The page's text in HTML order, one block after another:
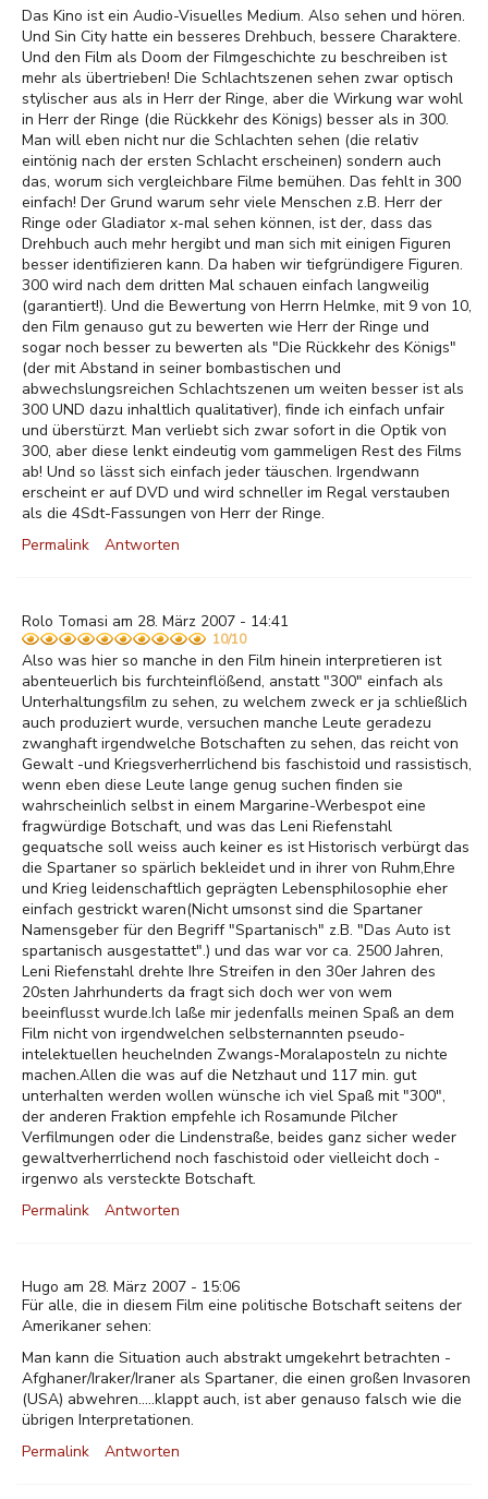
Das Kino ist ein Audio-Visuelles Medium. Also sehen und hören.
Und Sin City hatte ein besseres Drehbuch, bessere Charaktere.
Und den Film als Doom der Filmgeschichte zu beschreiben ist
mehr als übertrieben! Die Schlachtszenen sehen zwar optisch
stylischer aus als in Herr der Ringe, aber die Wirkung war wohl
in Herr der Ringe (die Rückkehr des Königs) besser als in 300.
Man will eben nicht nur die Schlachten sehen (die relativ
eintönig nach der ersten Schlacht erscheinen) sondern auch
das, worum sich vergleichbare Filme bemühen. Das fehlt in 300
einfach! Der Grund warum sehr viele Menschen z.B. Herr der
Ringe oder Gladiator x-mal sehen können, ist der, dass das
Drehbuch auch mehr hergibt und man sich mit einigen Figuren
besser identifizieren kann. Da haben wir tiefgründigere Figuren.
300 wird nach dem dritten Mal schauen einfach langweilig
(garantiert!). Und die Bewertung von Herrn Helmke, mit 9 von 10,
den Film genauso gut zu bewerten wie Herr der Ringe und
sogar noch besser zu bewerten als "Die Rückkehr des Königs"
(der mit Abstand in seiner bombastischen und
abwechslungsreichen Schlachtszenen um weiten besser ist als
300 UND dazu inhaltlich qualitativer), finde ich einfach unfair
und überstürzt. Man verliebt sich zwar sofort in die Optik von
300, aber diese lenkt eindeutig vom gammeligen Rest des Films
ab! Und so lässt sich einfach jeder täuschen. Irgendwann
erscheint er auf DVD und wird schneller im Regal verstauben
als die 4Sdt-Fassungen von Herr der Ringe.
Permalink
Antworten
Rolo Tomasi am 28. März 2007 - 14:41
10/10
Also was hier so manche in den Film hinein interpretieren ist
abenteuerlich bis furchteinflößend, anstatt "300" einfach als
Unterhaltungsfilm zu sehen, zu welchem zweck er ja schließlich
auch produziert wurde, versuchen manche Leute geradezu
zwanghaft irgendwelche Botschaften zu sehen, das reicht von
Gewalt -und Kriegsverherrlichend bis faschistoid und rassistisch,
wenn eben diese Leute lange genug suchen finden sie
wahrscheinlich selbst in einem Margarine-Werbespot eine
fragwürdige Botschaft, und was das Leni Riefenstahl
gequatsche soll weiss auch keiner es ist Historisch verbürgt das
die Spartaner so spärlich bekleidet und in ihrer von Ruhm,Ehre
und Krieg leidenschaftlich geprägten Lebensphilosophie eher
einfach gestrickt waren(Nicht umsonst sind die Spartaner
Namensgeber für den Begriff "Spartanisch" z.B. "Das Auto ist
spartanisch ausgestattet".) und das war vor ca. 2500 Jahren,
Leni Riefenstahl drehte Ihre Streifen in den 30er Jahren des
20sten Jahrhunderts da fragt sich doch wer von wem
beeinflusst wurde.Ich laße mir jedenfalls meinen Spaß an dem
Film nicht von irgendwelchen selbsternannten pseudo-
intelektuellen heuchelnden Zwangs-Moralaposteln zu nichte
machen.Allen die was auf die Netzhaut und 117 min. gut
unterhalten werden wollen wünsche ich viel Spaß mit "300",
der anderen Fraktion empfehle ich Rosamunde Pilcher
Verfilmungen oder die Lindenstraße, beides ganz sicher weder
gewaltverherrlichend noch faschistoid oder vielleicht doch -
irgenwo als versteckte Botschaft.
Permalink
Antworten
Hugo am 28. März 2007 - 15:06
Für alle, die in diesem Film eine politische Botschaft seitens der
Amerikaner sehen:
Man kann die Situation auch abstrakt umgekehrt betrachten -
Afghaner/Iraker/Iraner als Spartaner, die einen großen Invasoren
(USA) abwehren.....klappt auch, ist aber genauso falsch wie die
übrigen Interpretationen.
Permalink
Antworten